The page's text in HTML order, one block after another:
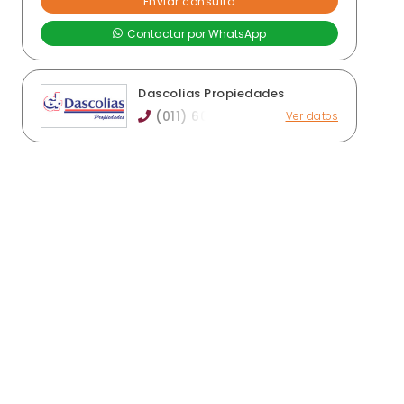
Dascolias Propiedades
(011) 60 Ver datos
info@dascoliaspropiedades.com.ar